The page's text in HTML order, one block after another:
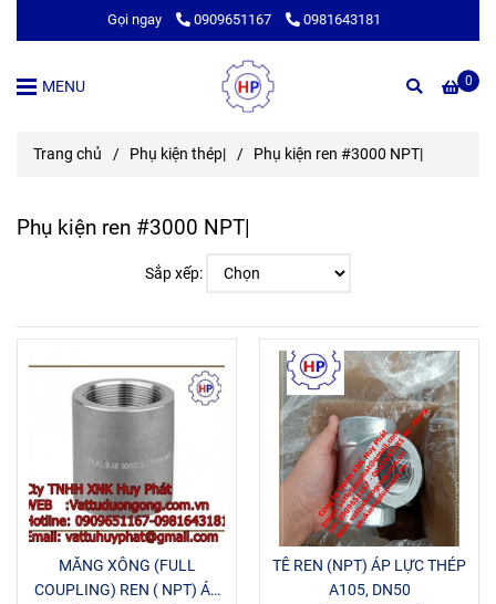
Gọi ngay 0909651167 0981643181
0
MENU
Trang chủ / Phụ kiện thép| / Phụ kiện ren #3000 NPT|
Phụ kiện ren #3000 NPT|
Sắp xếp:
MĂNG XÔNG (FULL
COUPLING) REN ( NPT) ÁP
TÊ REN (NPT) ÁP LỰC THÉP
A105, DN50